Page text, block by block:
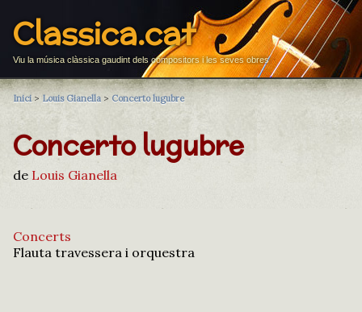
Classica.cat
Viu la música clàssica gaudint dels compositors i les seves obres
Inici > Louis Gianella > Concerto lugubre
Concerto lugubre
de Louis Gianella
Concerts
Flauta travessera i orquestra